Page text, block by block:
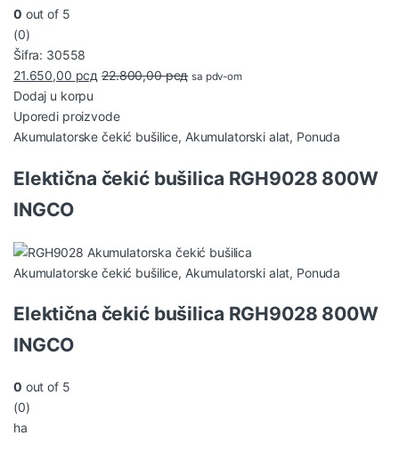
0 out of 5
(0)
Šifra: 30558
21.650,00 рсд 22.800,00рсд sa pdv-om
Dodaj u korpu
Uporedi proizvode
Akumulatorske čekić bušilice, Akumulatorski alat, Ponuda
Elektična čekić bušilica RGH9028 800W
INGCO
Akumulatorske čekić bušilice, Akumulatorski alat, Ponuda
Elektična čekić bušilica RGH9028 800W
INGCO
0 out of 5
(0)
ha